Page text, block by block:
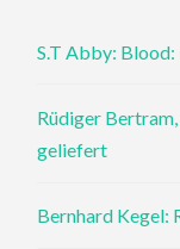
S.T Abby:
Rüdiger
geliefert
Bernhard Kegel: